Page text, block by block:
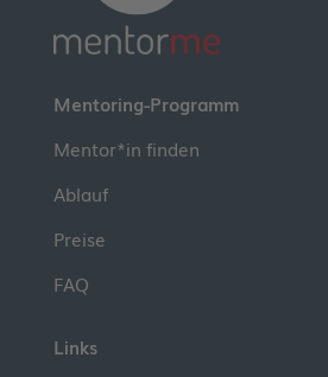
Mentoring-Programm
Mentor*in finden
Ablauf
Preise
FAQ
Links